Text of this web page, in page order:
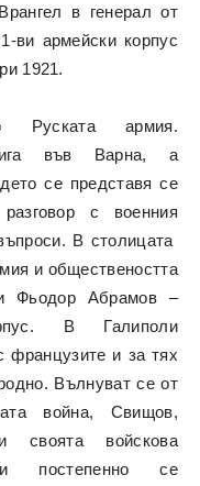
в генерал от
ви армейски корпус
1921.
Руската армия.
във Варна, а
се представя се
с военния
В столицата
и обществеността
Фьодор Абрамов –
В Галиполи
французите и за тях
Вълнуват се от
война, Свищов,
своята войскова
постепенно се